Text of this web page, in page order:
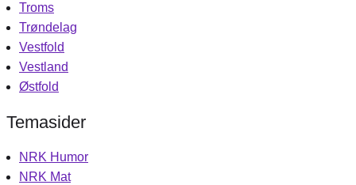
Troms
Trøndelag
Vestfold
Vestland
Østfold
Temasider
NRK Humor
NRK Mat